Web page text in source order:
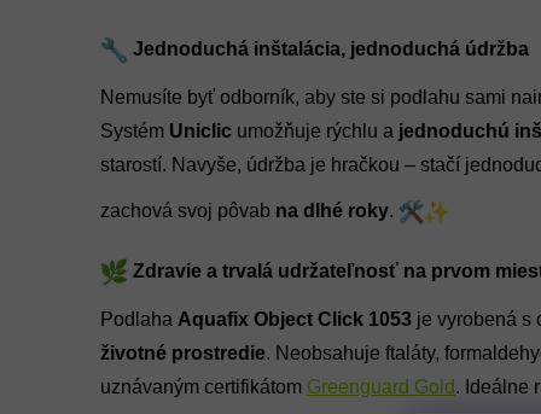
Jednoduchá inštalácia, jednoduchá údržba
Nemusíte byť odborník, aby ste si podlahu sami
Systém Uniclic umožňuje rýchlu a jednoduchú
starostí. Navyše, údržba je hračkou – stačí
zachová svoj pôvab na dlhé roky.
Zdravie a trvalá udržateľnosť na prvom
Podlaha Aquafix Object Click 1053 je vyrobená s
životné prostredie. Neobsahuje ftaláty,
uznávaným certifikátom Greenguard Gold. Ideálne